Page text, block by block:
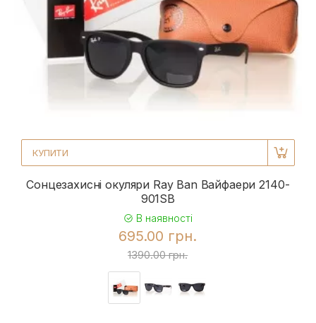
КУПИТИ
Сонцезахисні окуляри Ray Ban Вайфаери 2140-
901SB
В наявності
695.00 грн.
1390.00 грн.